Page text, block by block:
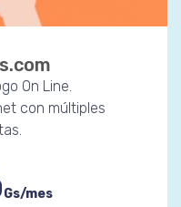
On Line.
con múltiples
Gs/mes